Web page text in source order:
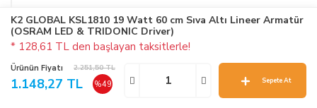
K2 GLOBAL KSL1810 19 Watt 60 cm Sıva Altı Lineer Armatür
(OSRAM LED & TRIDONIC Driver)
* 128,61 TL den başlayan taksitlerle!
Ürünün Fiyatı 2.251,50 TL
1.148,27 TL %49 Sepete At